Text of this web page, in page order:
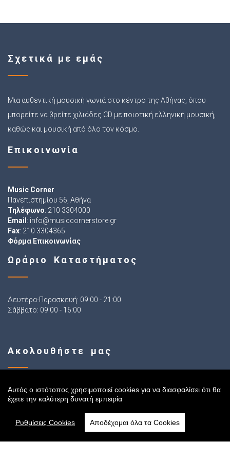
Σχετικά με εμάς
Μια αυθεντική μουσική γωνιά στο κέντρο της Αθήνας, όπου
μπορείτε να βρείτε χιλιάδες CD με ποιοτική ελληνική μουσική,
καθώς και μουσική από όλο τον κόσμο.
Επικοινωνία
Music Corner
Πανεπιστημίου 56, Αθήνα
Τηλέφωνο: 210 3304000
Email : info@musiccornerstore.gr
Fax: 210 3304365
Φόρμα Επικοινωνίας
Ωράριο Καταστήματος
Δευτέρα-Παρασκευή: 09:00 - 21:00
Σάββατο: 09:00 - 16:00
Ακολουθήστε μας
Αυτός ο ιστότοπος χρησιμοποιεί cookies για να διασφαλίσει ότι θα
έχετε την καλύτερη δυνατή εμπειρία
Ρυθμίσεις Cookies Αποδέχομαι όλα τα Cookies